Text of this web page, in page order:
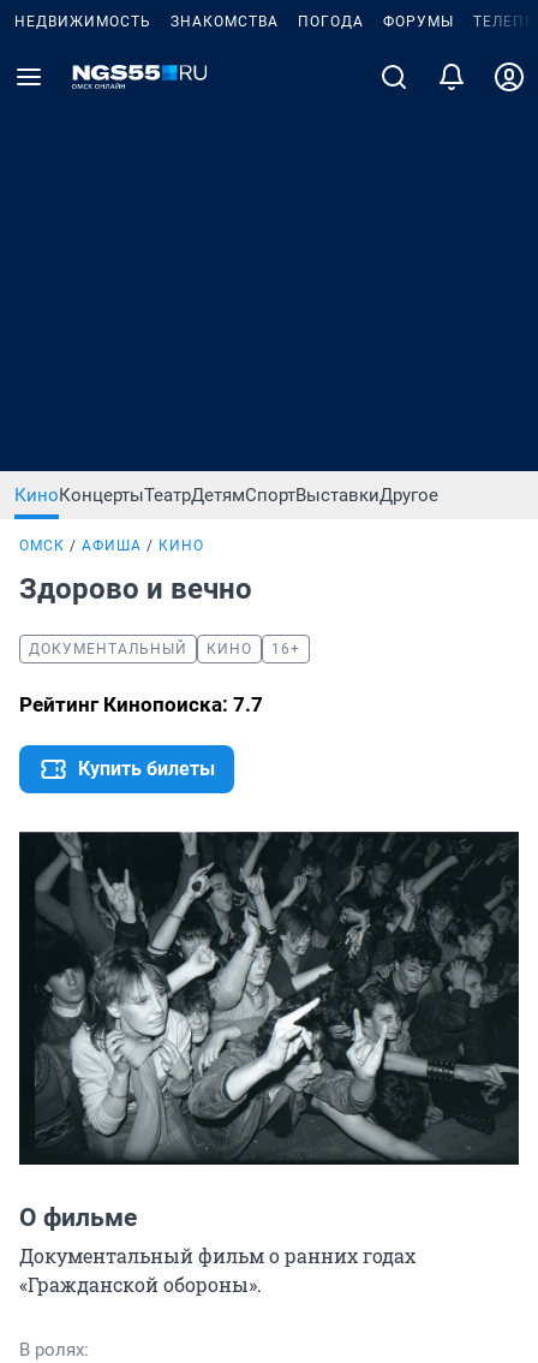
НЕДВИЖИМОСТЬ ЗНАКОМСТВА ПОГОДА ФОРУМЫ
КиноКонцертыТеатрДетямСпортВыставкиДругое
ОМСК АФИША КИНО
Здорово и вечно
ДОКУМЕНТАЛЬНЫЙ КИНО 16+
Рейтинг Кинопоиска: 7.7
Купить билеты
О фильме
Документальный фильм о ранних годах
«Гражданской обороны».
В ролях: